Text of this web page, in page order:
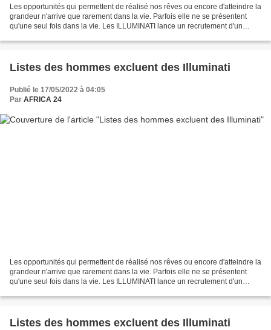
Les opportunités qui permettent de réalisé nos rêves ou encore d'atteindre la
grandeur n'arrive que rarement dans la vie. Parfois elle ne se présentent
qu'une seul fois dans la vie. Les ILLUMINATI lance un recrutement d'un
Listes des hommes excluent des Illuminati
Publié le 17/05/2022 à 04:05
Par AFRICA 24
Les opportunités qui permettent de réalisé nos rêves ou encore d'atteindre la
grandeur n'arrive que rarement dans la vie. Parfois elle ne se présentent
qu'une seul fois dans la vie. Les ILLUMINATI lance un recrutement d'un
Listes des hommes excluent des Illuminati